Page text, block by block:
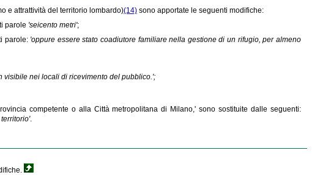
e attrattività del territorio lombardo)(14) sono apportate le seguenti modifiche:
parole 'seicento metri';
parole: 'oppure essere stato coadiutore familiare nella gestione di un rifugio, per almeno
visibile nei locali di ricevimento del pubblico.';
competente o alla Città metropolitana di Milano,' sono sostituite dalle seguenti:
.